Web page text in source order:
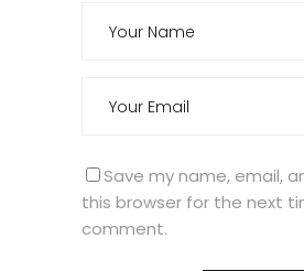
Save my name, email,
this browser for the next
comment.